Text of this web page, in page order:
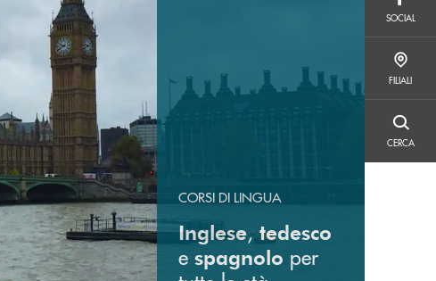
SOCIAL
FILIALI
FILIALI
CERCA
CORSI DI LINGUA
Inglese,tedesco
e spagnolo per